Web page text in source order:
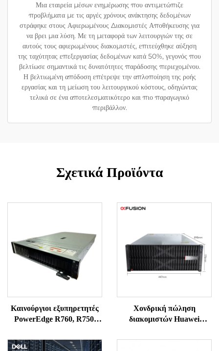
Μια εταιρεία μέσων ενημέρωσης που αντιμετώπιζε
προβλήματα με τις αργές χρόνους ανάκτησης δεδομένων
στράφηκε στους Αφιερωμένους Διακομιστές Αποθήκευσης για
να βρει μια λύση. Με τη μεταφορά των λειτουργιών της σε
αυτούς τους αφιερωμένους διακομιστές, επιτεύχθηκε αύξηση
της ταχύτητας επεξεργασίας δεδομένων κατά 50%, γεγονός που
βελτίωσε σημαντικά τις δυνατότητες παράδοσης περιεχομένου.
Η βελτιωμένη απόδοση επέτρεψε την απλοποίηση της ροής
εργασίας και τη μείωση του λειτουργικού κόστους, οδηγώντας
τελικά σε ένα αποτελεσματικότερο και πιο παραγωγικό
περιβάλλον.
Σχετικά Προϊόντα
Καινούργιοι εξυπηρετητές
PowerEdge R760, R750,
R7525 από το Shenzhen –
Χονδρική πώληση
διακομιστών Huawei
υποστήριξη AI GPU,